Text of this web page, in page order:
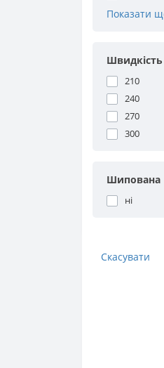
Показати
Швидкість
210
240
270
300
Шипована
ні
Скасувати